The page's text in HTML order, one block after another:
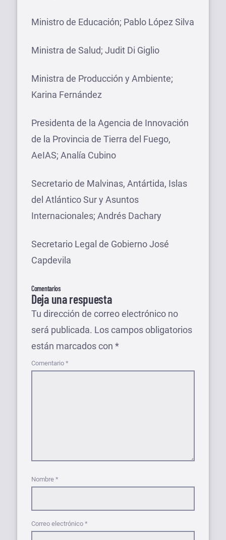
Ministro de Educación; Pablo López Silva
Ministra de Salud; Judit Di Giglio
Ministra de Producción y Ambiente;
Karina Fernández
Presidenta de la Agencia de Innovación
de la Provincia de Tierra del Fuego,
AeIAS; Analía Cubino
Secretario de Malvinas, Antártida, Islas
del Atlántico Sur y Asuntos
Internacionales; Andrés Dachary
Secretario Legal de Gobierno José
Capdevila
Comentarios
Deja una respuesta
Tu dirección de correo electrónico no
será publicada. Los campos obligatorios
están marcados con *
Comentario *
Nombre *
Correo electrónico *